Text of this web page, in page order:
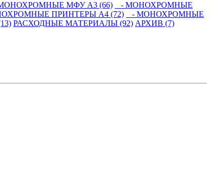
МФУ А3 (66)
- МОНОХРОМНЫЕ
ПРИНТЕРЫ А4 (72)
- МОНОХРОМНЫЕ
РАСХОДНЫЕ МАТЕРИАЛЫ (92) АРХИВ (7)